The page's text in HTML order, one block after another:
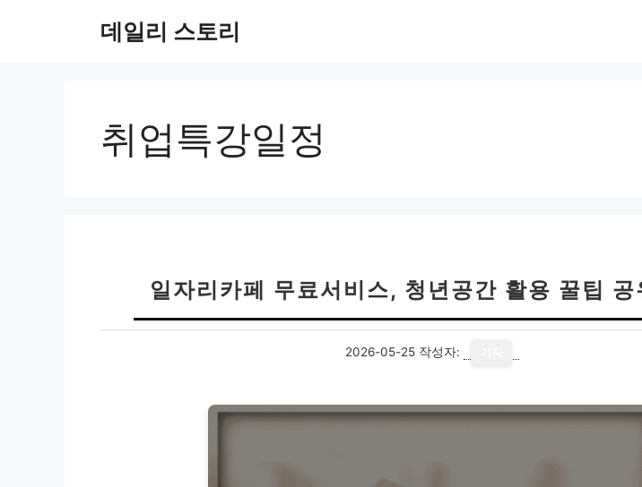
데일리 스토리
취업특강일정
일자리카페 무료서비스, 청년공간 활용 꿀팁 공
2026-05-25 작성자: